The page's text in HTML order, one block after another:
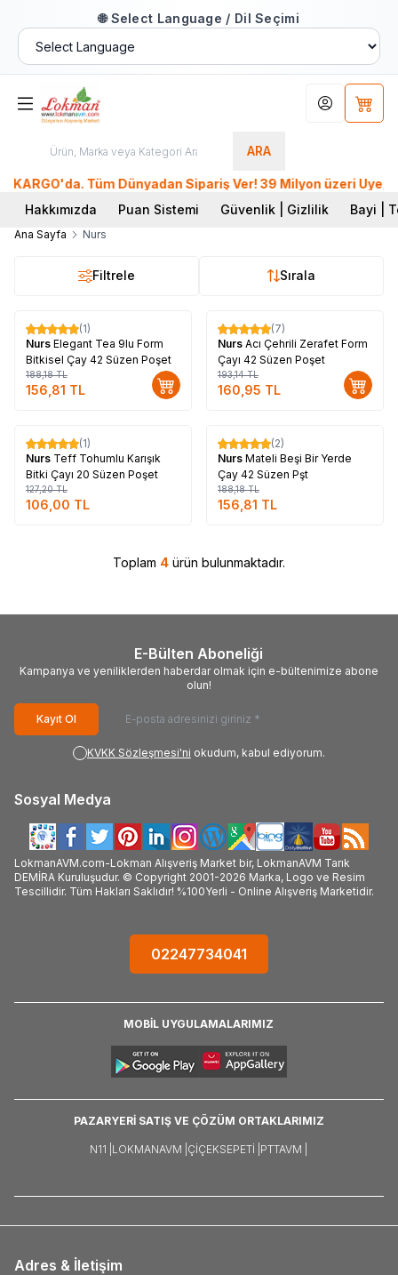
🌐 Select Language / Dil Seçimi
ARA
Hesabım
Tüm Dünyadan Sipariş Ver! 39 Milyon üzeri Üye,
Hakkımızda
Puan Sistemi Güvenlik | Gizlilik Bayi |
Ana Sayfa Nurs
Filtrele Sırala
%17
(1)
Nurs Elegant Tea 9lu Form
Bitkisel Çay 42 Süzen Poşet
188,18TL
156,81 TL
%17
(7)
Nurs Acı Çehrili Zerafet Form
Çayı 42 Süzen Poşet
193,14TL
160,95 TL
%17
(1)
Nurs Teff Tohumlu Karışık
Bitki Çayı 20 Süzen Poşet
127,20TL
106,00 TL
%17
(2)
Nurs Mateli Beşi Bir Yerde
Çay 42 Süzen Pşt
188,18TL
156,81 TL
Toplam 4 ürün bulunmaktadır.
E-Bülten Aboneliği
Kampanya ve yeniliklerden haberdar olmak için e-bültenimize abone
olun!
Kayıt Ol
KVKK Sözleşmesi'ni okudum, kabul ediyorum.
Sosyal Medya
LokmanAVM.com-Lokman Alışveriş Market bir, LokmanAVM Tarık
DEMİRA Kuruluşudur. © Copyright 2001-2026 Marka, Logo ve Resim
Tescillidir. Tüm Hakları Saklıdır! %100Yerli - Online Alışveriş Marketidir.
02247734041
MOBİL UYGULAMALARIMIZ
PAZARYERİ SATIŞ VE ÇÖZÜM ORTAKLARIMIZ
N11 | LOKMANAVM | ÇIÇEKSEPETI | PTTAVM |
Adres & İletişim